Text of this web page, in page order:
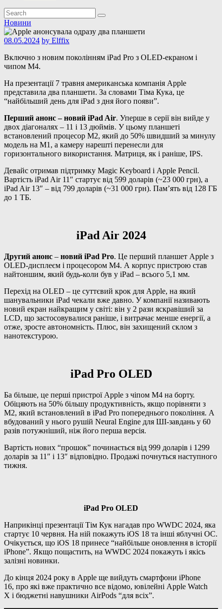
Новини
08.05.2024 by Elffix
Включно з новим поколінням iPad Pro з OLED-екраном і
чипом M4.
На презентації 7 травня американська компанія Apple
представила два планшети. За словами Тіма Кука, це
“найбільший день для iPad з дня його появи”.
Перший анонс – новий iPad Air. Уперше в серії він вийде у
двох діагоналях – 11 і 13 дюймів. У цьому планшеті
встановлений процесор M2, який до 50% швидший за минулу
модель на M1, а камеру нарешті перенесли для
горизонтального використання. Матриця, як і раніше, IPS.
Девайс отримав підтримку Magic Keyboard і Apple Pencil.
Вартість iPad Air 11″ стартує від 599 доларів (~23 000 грн), а
iPad Air 13″ – від 799 доларів (~31 000 грн). Пам’ять від 128 ГБ
до 1 ТБ.
iPad Air 2024
Другий анонс – новий iPad Pro. Це перший планшет Apple з
OLED-дисплеєм і процесором M4. А корпус пристрою став
найтоншим, який будь-коли був у iPad – всього 5,1 мм.
Перехід на OLED – це суттєвий крок для Apple, на який
шанувальники iPad чекали вже давно. У компанії називають
новий екран найкращим у світі: він у 2 рази яскравіший за
LCD, що застосовувалися раніше, і витрачає менше енергії, а
отже, зросте автономність. Плюс, він захищений склом з
нанотекстурою.
iPad Pro OLED
Ба більше, це перші пристрої Apple з чіпом M4 на борту.
Обіцяють на 50% більшу продуктивність, якщо порівняти з
M2, який встановлений в iPad Pro попереднього покоління. А
вбудований у нього рушій Neural Engine для ШІ-завдань у 60
разів потужніший, ніж його перша версія.
Вартість нових “прошок” починається від 999 доларів і 1299
доларів за 11″ і 13″ відповідно. Продажі почнуться наступного
тижня.
iPad Pro OLED
Наприкінці презентації Тім Кук нагадав про WWDC 2024, яка
стартує 10 червня. На ній покажуть iOS 18 та інші яблучні ОС.
Очікується, що iOS 18 принесе “найбільше оновлення в історії
iPhone”. Якщо пощастить, на WWDC 2024 покажуть і якісь
залізні новинки.
До кінця 2024 року в Apple ще вийдуть смартфони iPhone
16, про які вже практично все відомо, ювілейні Apple Watch
X і бюджетні навушники AirPods “для всіх”.